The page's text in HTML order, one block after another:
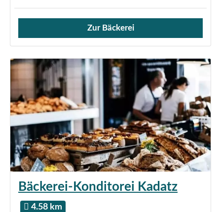
Verkauf von Brötchen,
Zur Bäckerei
Bäckerei-Konditorei Kadatz
4.58 km